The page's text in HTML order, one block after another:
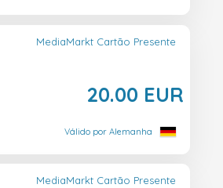
MediaMarkt Cartão Presente
20.00 EUR
Válido por Alemanha
MediaMarkt Cartão Presente